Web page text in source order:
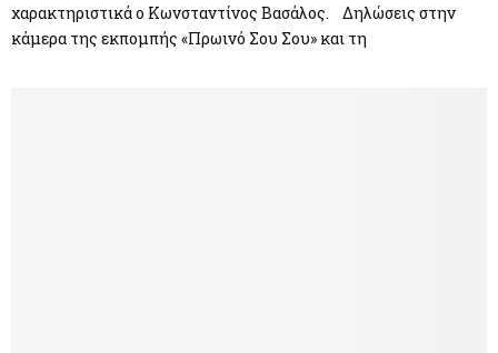
χαρακτηριστικά ο Κωνσταντίνος Βασάλος. Δηλώσεις στην
κάμερα της εκπομπής «Πρωινό Σου Σου» και τη